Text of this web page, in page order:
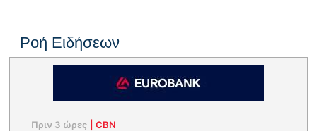
Ροή Ειδήσεων
Πριν 3 ώρες |CBN